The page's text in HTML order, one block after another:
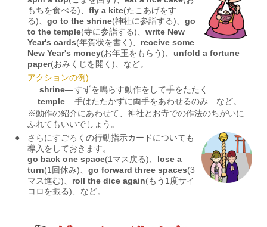
もちを食べる)、 fly a kite(たこあげをす
る)、 go to the shrine(神社に参詣する)、 go
to the temple(寺に参詣する)、 write New
Year's cards(年賀状を書く)、 receive some
New Year's money(お年玉をもらう)、 unfold a fortune
paper(おみくじを開く)、など。
アクションの例)
shrine―すずを鳴らす動作をして手をたたく
temple―手はたたかずに両手をあわせるのみ など。
※動作の紹介にあわせて、神社とお寺での作法のちがいに
ふれてもいいでしょう。
●
さらにすごろくの行動指示カードについても
導入をしておきます。
go back one space(1マス戻る)、 lose a
turn(1回休み)、 go forward three spaces(3
マス進む)、 roll the dice again(もう1度サイ
コロを振る)、など。